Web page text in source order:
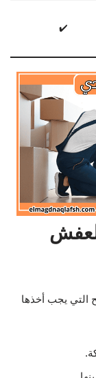
✔️
التي يجب أخذها